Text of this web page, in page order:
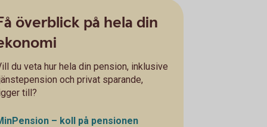
överblick på hela din
du veta hur hela din pension, inklusive
och privat sparande,
till?
– koll på pensionen